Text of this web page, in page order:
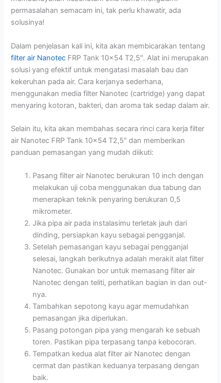
permasalahan semacam ini, tak perlu khawatir, ada
solusinya!
Dalam penjelasan kali ini, kita akan membicarakan tentang
filter air Nanotec FRP Tank 10×54 T2,5″. Alat ini merupakan
solusi yang efektif untuk mengatasi masalah bau dan
kekeruhan pada air. Cara kerjanya sederhana,
menggunakan media filter Nanotec (cartridge) yang dapat
menyaring kotoran, bakteri, dan aroma tak sedap dalam air.
Selain itu, kita akan membahas secara rinci cara kerja filter
air Nanotec FRP Tank 10×54 T2,5″ dan memberikan
panduan pemasangan yang mudah diikuti:
Pasang filter air Nanotec berukuran 10 inch dengan
melakukan uji coba menggunakan dua tabung dan
menerapkan teknik penyaring berukuran 0,5
mikrometer.
Jika pipa air pada instalasimu terletak jauh dari
dinding, persiapkan kayu sebagai pengganjal.
Setelah pemasangan kayu sebagai pengganjal
selesai, langkah berikutnya adalah merakit alat filter
Nanotec. Gunakan bor untuk memasang filter air
Nanotec dengan teliti, perhatikan bagian in dan out-
nya.
Tambahkan sepotong kayu agar memudahkan
pemasangan jika diperlukan.
Pasang potongan pipa yang mengarah ke sebuah
toren. Pastikan pipa terpasang tanpa kebocoran.
Tempatkan kedua alat filter air Nanotec dengan
cermat dan pastikan keduanya terpasang dengan
baik.